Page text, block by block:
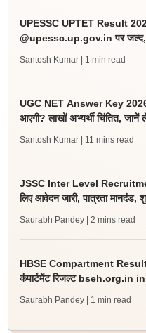
UPESSC UPTET Result
@upessc.up.gov.in पर जल्द,
Santosh Kumar | 1 min read
UGC NET Answer Key
आएगी? लाखों अभ्यर्थी चिंतित,
Santosh Kumar | 11 mins read
JSSC Inter Level
लिए आवेदन जारी, पात्रता मानदंड,
Saurabh Pandey | 2 mins read
HBSE Compartment Results
कंपार्टमेंट रिजल्ट bseh.org.in in
Saurabh Pandey | 1 min read